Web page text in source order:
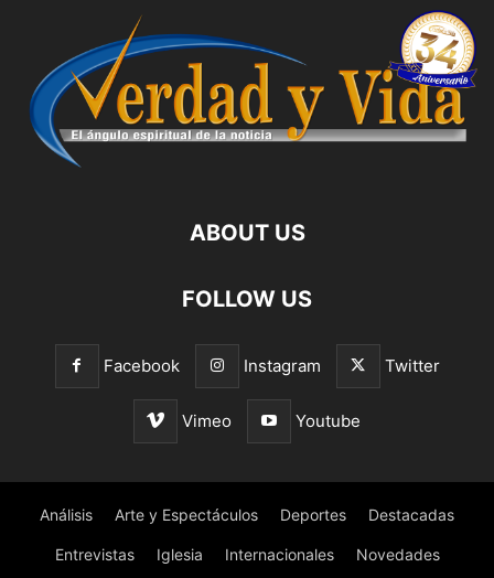
ABOUT US
FOLLOW US
Facebook Instagram Twitter
Vimeo Youtube
Análisis Arte y Espectáculos Deportes Destacadas
Entrevistas Iglesia Internacionales Novedades